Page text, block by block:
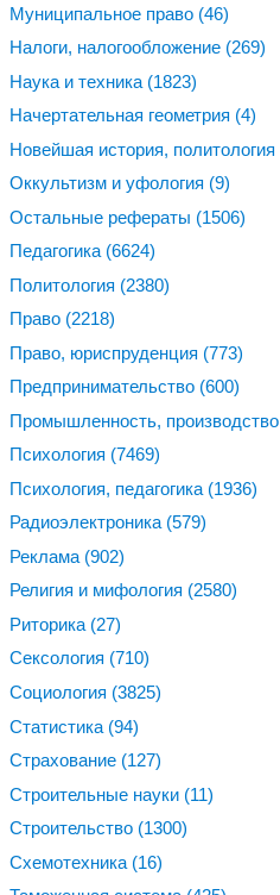
Муниципальное право (46)
Налоги, налогообложение (269)
Наука и техника (1823)
Начертательная геометрия (4)
Новейшая история, политология
Оккультизм и уфология (9)
Остальные рефераты (1506)
Педагогика (6624)
Политология (2380)
Право (2218)
Право, юриспруденция (773)
Предпринимательство (600)
Промышленность, производство
Психология (7469)
Психология, педагогика (1936)
Радиоэлектроника (579)
Реклама (902)
Религия и мифология (2580)
Риторика (27)
Сексология (710)
Социология (3825)
Статистика (94)
Страхование (127)
Строительные науки (11)
Строительство (1300)
Схемотехника (16)